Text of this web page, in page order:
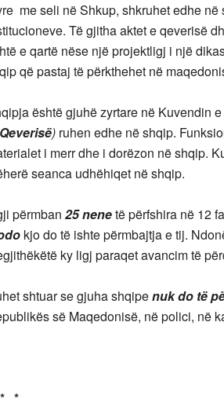
me seli në Shkup, shkruhet edhe
Të gjitha aktet e qeverisë
e qartë nëse një projektligj i një
që pastaj të përkthehet në
është gjuhë zyrtare në Kuvendin
Qeverisë) ruhen edhe në shqip.
i merr dhe i dorëzon në shqip.
seanca udhëhiqet në shqip.
përmban 25 nenetë përfshira në 12
kjo do të ishte përmbajtja e tij.
ky ligj paraqet avancim të
shtuar se gjuha shqipenuk do të
së Maqedonisë, në polici, në